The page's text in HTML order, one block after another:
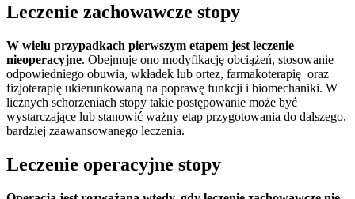
Leczenie zachowawcze stopy
W wielu przypadkach pierwszym etapem jest leczenie
nieoperacyjne. Obejmuje ono modyfikację obciążeń, stosowanie
odpowiedniego obuwia, wkładek lub ortez, farmakoterapię oraz
fizjoterapię ukierunkowaną na poprawę funkcji i biomechaniki. W
licznych schorzeniach stopy takie postępowanie może być
wystarczające lub stanowić ważny etap przygotowania do dalszego,
bardziej zaawansowanego leczenia.
Leczenie operacyjne stopy